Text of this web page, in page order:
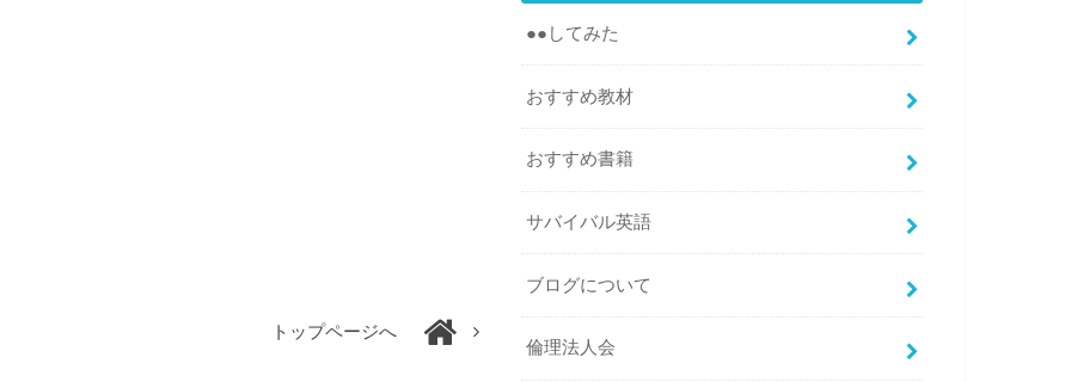
トップページへ
●●してみた
おすすめ教材
おすすめ書籍
サバイバル英語
ブログについて
倫理法人会